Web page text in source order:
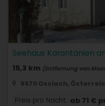
Seehaus Karantanien
15,3 km (Entfernung von
9570 Ossiach,
Preis pro Nacht: ab 71 €